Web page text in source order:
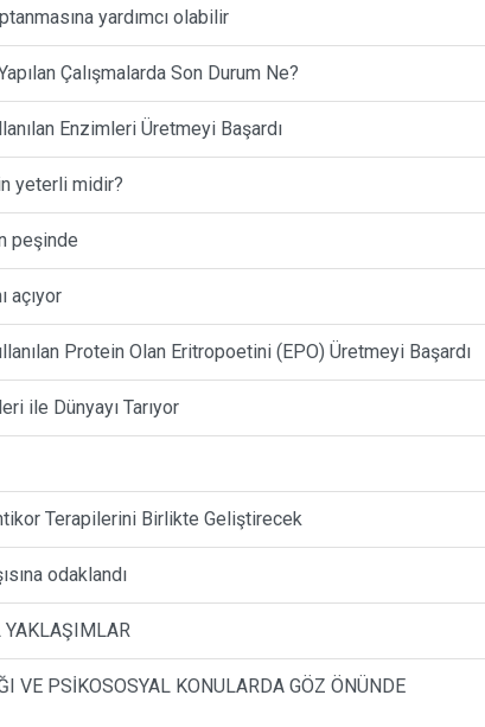
yardımcı olabilir
Çalışmalarda Son Durum Ne?
Enzimleri Üretmeyi Başardı
yeterli midir?
peşinde
açıyor
Protein Olan Eritropoetini (EPO) Üretmeyi Başardı
ile Dünyayı Tarıyor
Terapilerini Birlikte Geliştirecek
odaklandı
YAKLAŞIMLAR
VE PSİKOSOSYAL KONULARDA GÖZ ÖNÜNDE